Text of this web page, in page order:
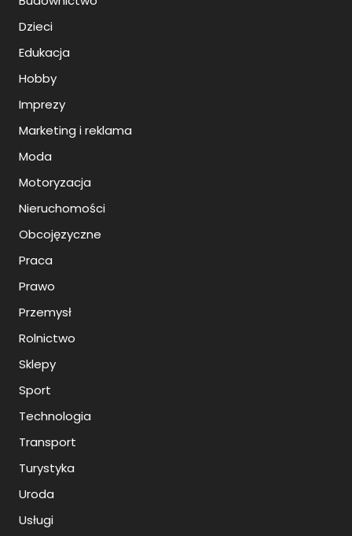
Dzieci
Edukacja
Hobby
Imprezy
Marketing i reklama
Moda
Motoryzacja
Nieruchomości
Obcojęzyczne
Praca
Prawo
Przemysł
Rolnictwo
Sklepy
Sport
Technologia
Transport
Turystyka
Uroda
Usługi